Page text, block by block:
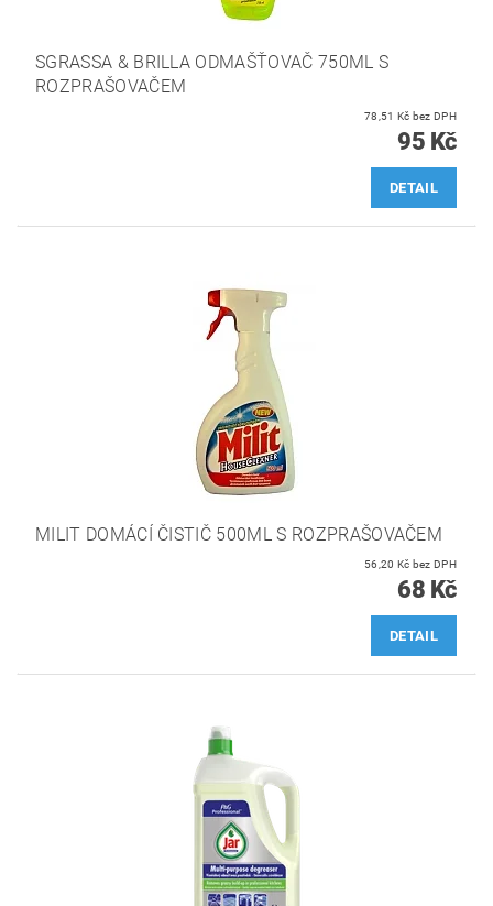
SGRASSA & BRILLA ODMAŠŤOVAČ 750ML S
ROZPRAŠOVAČEM
78,51 Kč bez DPH
95 Kč
DETAIL
MILIT DOMÁCÍ ČISTIČ 500ML S ROZPRAŠOVAČEM
56,20 Kč bez DPH
68 Kč
DETAIL